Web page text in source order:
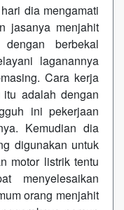
dia mengamati
jasanya menjahit
berbekal
laganannya
Cara kerja
adalah dengan
ini pekerjaan
Kemudian dia
digunakan untuk
motor listrik tentu
menyelesaikan
orang menjahit